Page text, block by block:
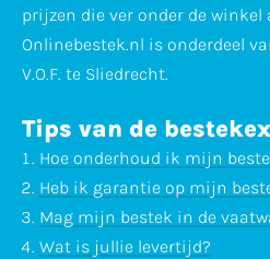
prijzen die ver onder de winkel
Onlinebestek.nl is onderdeel
V.O.F. te Sliedrecht.
Tips van de
Hoe onderhoud ik mijn
Heb ik garantie op mijn
Mag mijn bestek in de
Wat is jullie levertijd?